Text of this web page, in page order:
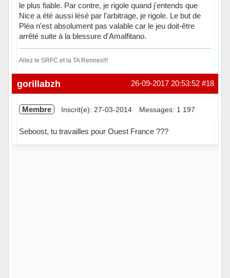
le plus fiable. Par contre, je rigole quand j'entends que
Nice a été aussi lésé par l'arbitrage, je rigole. Le but de
Pléa n'est absolument pas valable car le jeu doit-être
arrêté suite à la blessure d'Amalfitano.
Allez le SRFC et la TA Rennes!!!
Hors ligne #18
26-09-2017 20:53:52
gorillabzh
Membre Inscrit(e): 27-03-2014 Messages: 1 197
Seboost, tu travailles pour Ouest France ???